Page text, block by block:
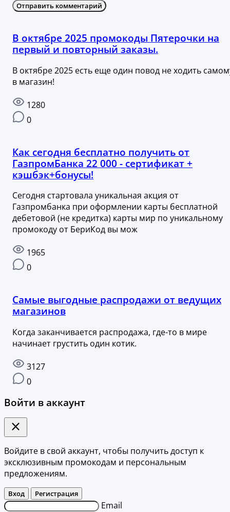
Отправить комментарий
В октябре 2025 промокоды Пятерочки на
первый и повторный заказы.
В октябре 2025 есть еще один повод не ходить
в магазин!
1280
0
Как сегодня бесплатно получить от
ГазпромБанка 22 000 - сертификат +
кэшбэк+бонусы!
Сегодня стартовала уникальная акция от
Газпромбанка при оформлении карты бесплатной
дебетовой (не кредитка) карты мир по уникальному
промокоду от БериКод вы мож
1965
0
Самые выгодные распродажи от ведущих
магазинов
Когда заканчивается распродажа, где-то в мире
начинает грустить один котик.
3127
0
Войти в аккаунт
Войдите в свой аккаунт, чтобы получить доступ к
эксклюзивным промокодам и персональным
предложениям.
Вход Регистрация
Email